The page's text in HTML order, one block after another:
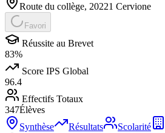
Route du collège, 20221 Cervione
Favori
Réussite au Brevet
83%
Score IPS Global
96.4
Effectifs Totaux
347Élèves
Synthèse
Résultats Scolarité